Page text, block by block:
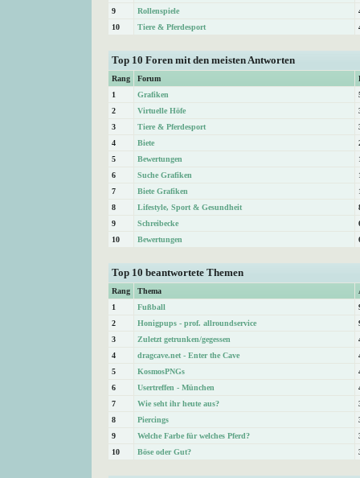
9
Rollenspiele
10
Tiere & Pferdesport
Top 10 Foren mit den meisten Antworten
Rang Forum
1
Grafiken
2
Virtuelle Höfe
3
Tiere & Pferdesport
4
Biete
5
Bewertungen
6
Suche Grafiken
7
Biete Grafiken
8
Lifestyle, Sport & Gesundheit
9
Schreibecke
10
Bewertungen
Top 10 beantwortete Themen
Rang Thema
1
Fußball
2
Honigpups - prof. allroundservice
3
Zuletzt getrunken/gegessen
4
dragcave.net - Enter the Cave
5
KosmosPNGs
6
Usertreffen - München
7
Wie seht ihr heute aus?
8
Piercings
9
Welche Farbe für welches Pferd?
10
Böse oder Gut?